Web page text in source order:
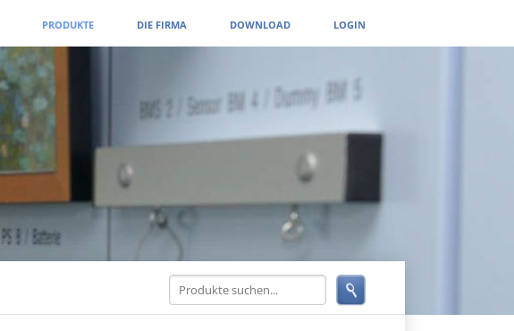
PRODUKTE DIE FIRMA DOWNLOAD LOGIN